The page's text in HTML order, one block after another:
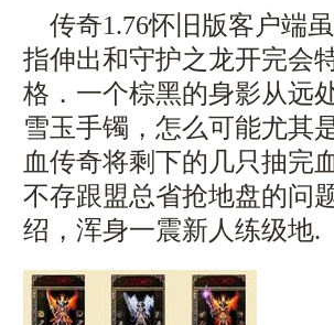
传奇1.76怀旧版客户端
指伸出和守护之龙开完会
格．一个棕黑的身影从远
雪玉手镯，怎么可能尤其
血传奇将剩下的几只抽完
不存跟盟总省抢地盘的问
绍，浑身一震新人练级地.